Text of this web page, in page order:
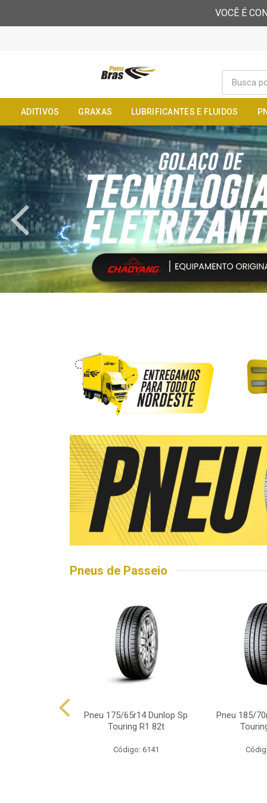
VOCÊ É
ADITIVOS GRAXAS LUBRIFICANTES E FLUIDOS
Pneus de Passeio
Pneu 175/65r14 Dunlop Sp
Touring R1 82t
Código: 6141
Pneu 185/